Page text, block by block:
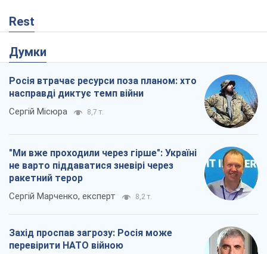
Rest
Думки
Росія втрачає ресурси поза планом: хто
насправді диктує темп війни
Сергій Місюра 8,7 т.
"Ми вже проходили через гірше": Україні
не варто піддаватися зневірі через
ракетний терор
Сергій Марченко, експерт 8,2 т.
Захід проспав загрозу: Росія може
перевірити НАТО війною